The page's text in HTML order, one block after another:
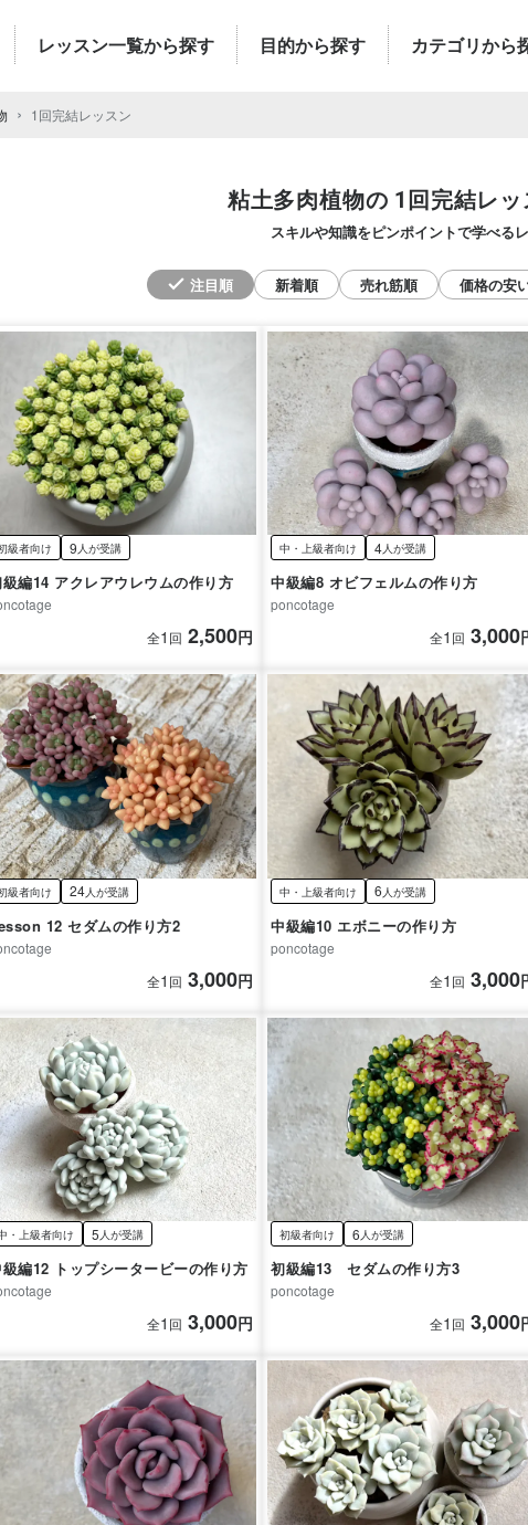
レッスン一覧から探す 目的から探す カテゴリから
1回完結レッスン
粘土多肉植物の 1回完結レ
スキルや知識をピンポイントで学べる
注目順 新着順 売れ筋順 価格の安
編14 アクレアウレウムの作り方
級者向け 9 人が受講
全1 回 2,500円
中級編8 オビフェルムの作り方
poncotage
中・上級者向け 4人が受講
全1 回 3,000
Lesson 12 セダムの作り方2
級者向け 24人が受講
全1 回 3,000円
中級編10 エボニーの作り方
poncotage
中・上級者向け 6 人が受講
全1 回 3,000
編12 トップシータービーの作り方
・上級者向け 5 人が受講
全1 回 3,000円
初級編13 セダムの作り方3
poncotage
初級者向け 6 人が受講
全1 回 3,000